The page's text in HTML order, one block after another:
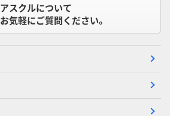
アスクルについて
お気軽にご質問ください。